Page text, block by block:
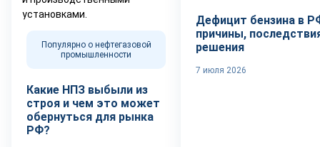
Популярно о нефтегазовой
промышленности
Какие НПЗ выбыли из
строя и чем это может
обернуться для рынка
РФ?
Дефицит бензина в
причины,
решения
7 июля 2026